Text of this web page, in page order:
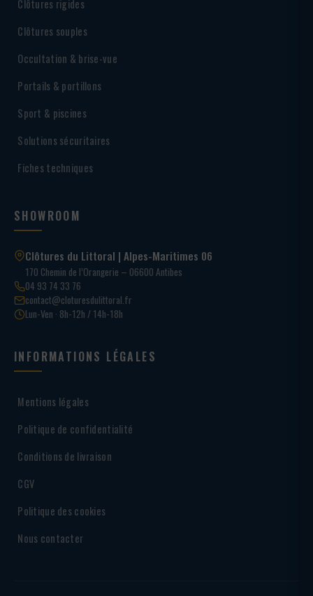
Clôtures rigides
Clôtures souples
Occultation & brise-vue
Portails & portillons
Sport & piscines
Solutions sécuritaires
Fiches techniques
SHOWROOM
Clôtures du Littoral | Alpes-Maritimes 06
170 Chemin de l’Orangerie – 06600 Antibes
04 93 74 33 76
contact@cloturesdulittoral.fr
Lun-Ven · 8h-12h / 14h-18h
INFORMATIONS LÉGALES
Mentions légales
Politique de confidentialité
Conditions de livraison
CGV
Politique des cookies
Nous contacter